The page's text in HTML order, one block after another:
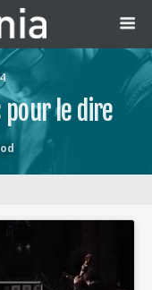
pour le dire